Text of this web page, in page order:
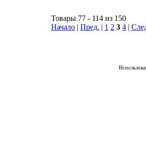
Товары 77 - 114 из 150
Начало
Пред. 1 2 3 4